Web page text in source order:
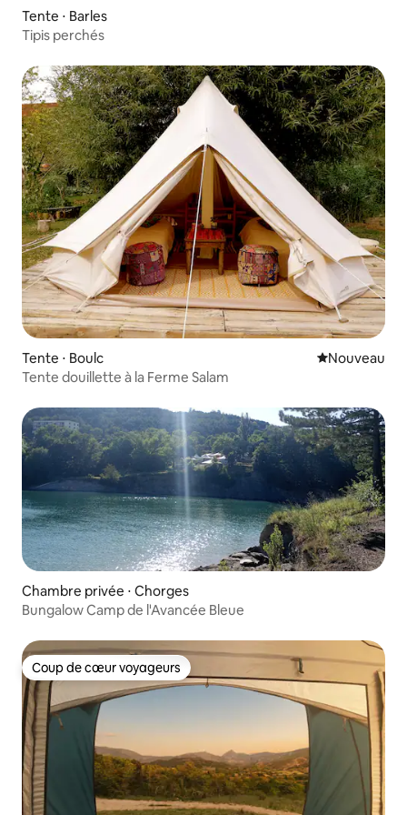
Tente ⋅ Barles
Tipis perchés
Tente ⋅ Boulc Nouvel
Nouveau
Tente douillette à la Ferme Salam
Chambre privée ⋅ Chorges
Bungalow Camp de l'Avancée Bleue
Coup de cœur voyageurs
Coup de cœur voyageurs